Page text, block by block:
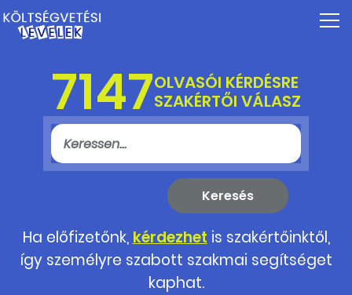
7147OLVASÓI KÉRDÉSRE
SZAKÉRTŐI VÁLASZ
Ha előfizetőnk, kérdezhet is szakértőinktől,
így személyre szabott szakmai segítséget
kaphat.